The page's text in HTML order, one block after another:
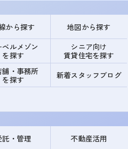
から探す 地図から探す
ベルメゾン
を探す
シニア向け
賃貸住宅を探す
舗・事務所
を探す
新着スタッフブログ
託・管理 不動産活用